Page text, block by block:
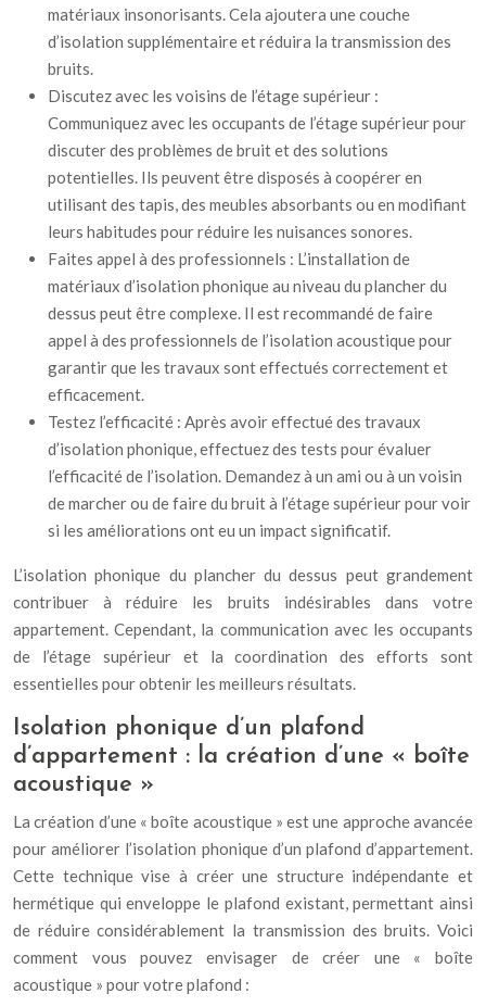
matériaux insonorisants. Cela ajoutera une couche
d’isolation supplémentaire et réduira la transmission des
bruits.
Discutez avec les voisins de l’étage supérieur :
Communiquez avec les occupants de l’étage supérieur pour
discuter des problèmes de bruit et des solutions
potentielles. Ils peuvent être disposés à coopérer en
utilisant des tapis, des meubles absorbants ou en modifiant
leurs habitudes pour réduire les nuisances sonores.
Faites appel à des professionnels : L’installation de
matériaux d’isolation phonique au niveau du plancher du
dessus peut être complexe. Il est recommandé de faire
appel à des professionnels de l’isolation acoustique pour
garantir que les travaux sont effectués correctement et
efficacement.
Testez l’efficacité : Après avoir effectué des travaux
d’isolation phonique, effectuez des tests pour évaluer
l’efficacité de l’isolation. Demandez à un ami ou à un voisin
de marcher ou de faire du bruit à l’étage supérieur pour voir
si les améliorations ont eu un impact significatif.
L’isolation phonique du plancher du dessus peut grandement
contribuer à réduire les bruits indésirables dans votre
appartement. Cependant, la communication avec les occupants
de l’étage supérieur et la coordination des efforts sont
essentielles pour obtenir les meilleurs résultats.
Isolation phonique d’un plafond
d’appartement : la création d’une « boîte
acoustique »
La création d’une « boîte acoustique » est une approche avancée
pour améliorer l’isolation phonique d’un plafond d’appartement.
Cette technique vise à créer une structure indépendante et
hermétique qui enveloppe le plafond existant, permettant ainsi
de réduire considérablement la transmission des bruits. Voici
comment vous pouvez envisager de créer une « boîte
acoustique » pour votre plafond :